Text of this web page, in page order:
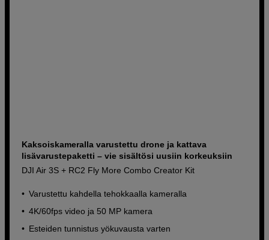
Kaksoiskameralla varustettu drone ja kattava
lisävarustepaketti – vie sisältösi uusiin korkeuksiin
DJI Air 3S + RC2 Fly More Combo Creator Kit
Varustettu kahdella tehokkaalla kameralla
4K/60fps video ja 50 MP kamera
Esteiden tunnistus yökuvausta varten